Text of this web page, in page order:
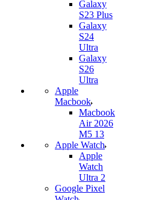
Galaxy
S23 Plus
Galaxy
S24
Ultra
Galaxy
S26
Ultra
Apple
Macbook
Macbook
Air 2026
M5 13
Apple Watch
Apple
Watch
Ultra 2
Google Pixel